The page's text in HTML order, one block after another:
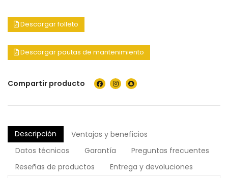
Descargar folleto
Descargar pautas de mantenimiento
Compartir producto
Descripción
Ventajas y beneficios
Datos técnicos
Garantía
Preguntas frecuentes
Reseñas de productos
Entrega y devoluciones